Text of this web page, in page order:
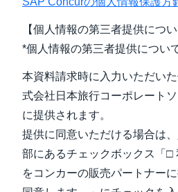
【個人情報の第三者提供につい
*個人情報の第三者提供につい
本資料請求時に入力いただい
式会社日本旅行コーポレート
に提供されます。
提供に同意いただける場合は
部にあるチェックボックス「□
をコンカーの販売パートナー